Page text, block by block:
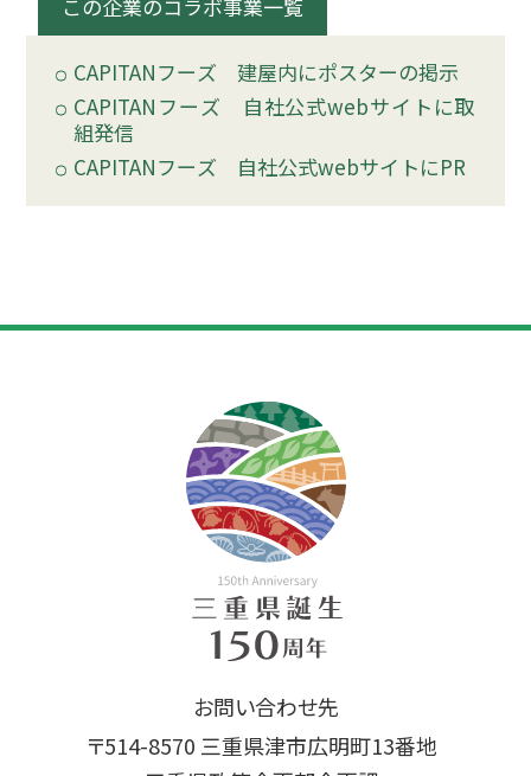
この企業のコラボ事業一覧
CAPITANフーズ 建屋内にポスターの掲示
CAPITAN フーズ 自社公式webサイトに取
組発信
CAPITANフーズ 自社公式webサイトにPR
お問い合わせ先
〒514-8570 三重県津市広明町13番地